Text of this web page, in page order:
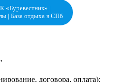
«Буревестник» |
| База отдыха в СПб
договора, оплата):